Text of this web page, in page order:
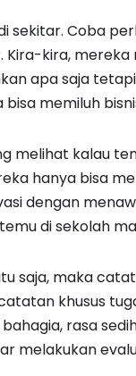
sekitar. Coba
Kira-kira,
apa saja
memiluh
melihat kalau
hanya bisa
dengan
di sekolah
saja, maka
khusus
rasa
melakukan